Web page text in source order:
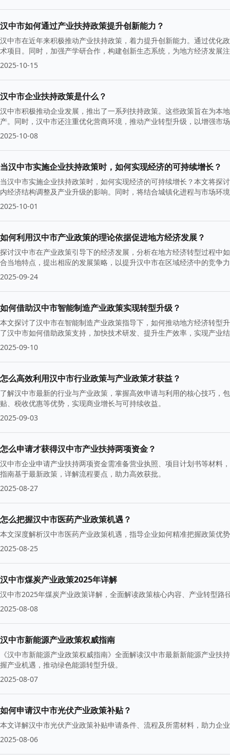
汉中市如何通过产业扶持政策提升创新能力？
汉中市在近年来积极推动产业扶持政策，着力提升创新能力。通过优化
术项目。同时，加强产学研合作，构建创新生态系统，为地方经济发展
2025-10-15
汉中市企业扶持政策是什么？
汉中市积极推动企业发展，推出了一系列扶持政策。这些政策旨在为本
产。同时，汉中市还注重优化营商环境，推动产业转型升级，以增强市
2025-10-08
当汉中市实施企业扶持政策时，如何实现经济的可持续增长？
当汉中市实施企业扶持政策时，如何实现经济的可持续增长？本文将探
内经济结构调整及产业升级的影响。同时，将结合城镇化进程与市场环
2025-10-01
如何利用汉中市产业政策的理论依据促进地方经济发展？
探讨汉中市在产业政策引导下的经济发展，分析在地方经济转型过程中
合当地特点，提出相应的发展策略，以提升汉中市在区域经济中的竞争
2025-09-24
如何借助汉中市智能制造产业政策实现转型升级？
本文探讨了汉中市在智能制造产业政策指导下，如何推动地方经济转型
了汉中市如何借助政策支持，加快技术研发、提升生产效率，实现产业
2025-09-10
怎么高效利用汉中市行业政策与产业政策才获益？
了解汉中市最新的行业与产业政策，掌握高效申请与利用的核心技巧，
贴、税收优惠等优势，实现商业增长与可持续收益。
2025-09-03
怎么申请才获得汉中市产业扶持两项资金？
汉中市企业申请产业扶持两项资金需准备营业执照、项目计划书等材料
指南基于最新政策，详解流程要点，助力高效获批。
2025-08-27
怎么把握汉中市医药产业政策机遇？
本文深度解析汉中市医药产业政策机遇，指导企业如何精准把握政策优
2025-08-25
汉中市煤炭产业政策2025年详解
汉中市2025年煤炭产业政策详解，全面解读政策核心内容、产业转型
2025-08-08
汉中市新能源产业政策权威指南
《汉中市新能源产业政策权威指南》全面解读汉中市最新新能源产业
握产业机遇，推动绿色能源转型升级。
2025-08-07
如何申请汉中市光伏产业政策补贴？
本文详解汉中市光伏产业政策补贴申请条件、流程及所需材料，助力企
2025-08-06